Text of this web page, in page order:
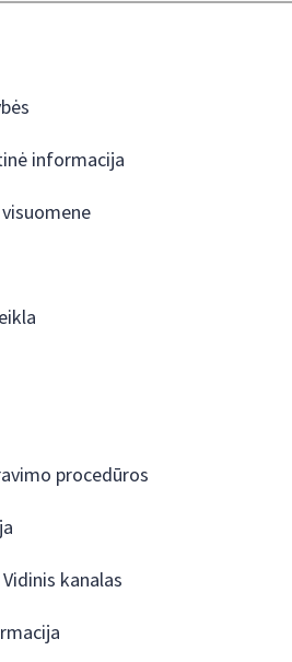
informacija
procedūros
kanalas